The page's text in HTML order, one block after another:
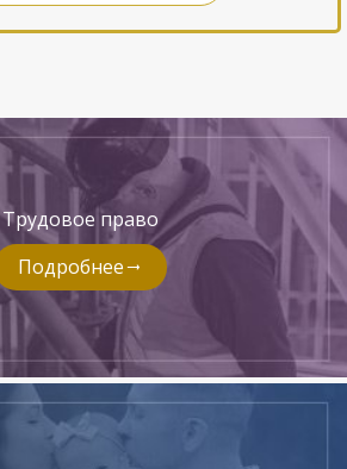
Трудовое право
Подробнее